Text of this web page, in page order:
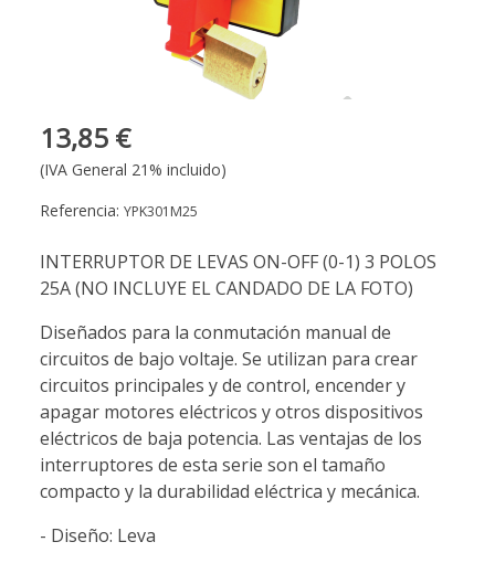
13,85 €
(IVA General 21% incluido)
Referencia: YPK301M25
INTERRUPTOR DE LEVAS ON-OFF (0-1) 3 POLOS
25A (NO INCLUYE EL CANDADO DE LA FOTO)
Diseñados para la conmutación manual de
circuitos de bajo voltaje. Se utilizan para crear
circuitos principales y de control, encender y
apagar motores eléctricos y otros dispositivos
eléctricos de baja potencia. Las ventajas de los
interruptores de esta serie son el tamaño
compacto y la durabilidad eléctrica y mecánica.
- Diseño: Leva